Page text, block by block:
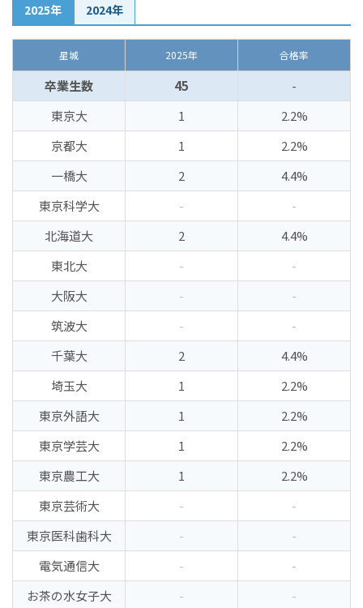
2025年 2024年
星城 2025年 合格率
卒業生数 45
-
東京大
1
2.2%
京都大
1
2.2%
一橋大
2
4.4%
東京科学大
-
-
北海道大
2
4.4%
東北大
-
-
大阪大
-
-
筑波大
-
-
千葉大
2
4.4%
埼玉大
1
2.2%
東京外語大
1
2.2%
東京学芸大
1
2.2%
東京農工大
1
2.2%
東京芸術大
-
-
東京医科歯科大
-
-
電気通信大
-
-
お茶の水女子大
-
-